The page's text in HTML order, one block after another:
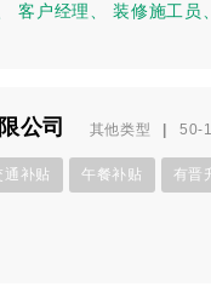
、客户经理 、装修施工员
公司 其他类型 50-
通补贴 午餐补贴 有晋